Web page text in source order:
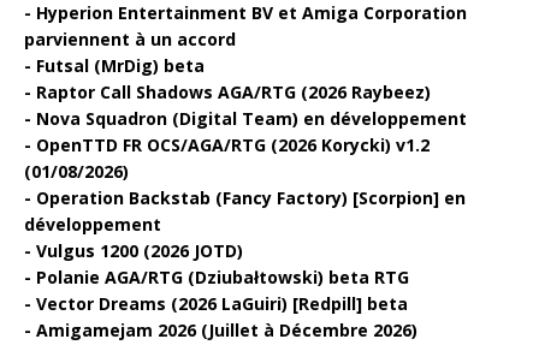
Hyperion Entertainment BV et Amiga Corporation
parviennent à un accord
Futsal (MrDig) beta
Raptor Call Shadows AGA/RTG (2026 Raybeez)
Nova Squadron (Digital Team) en développement
OpenTTD FR OCS/AGA/RTG (2026 Korycki) v1.2
(01/08/2026)
Operation Backstab (Fancy Factory) [Scorpion] en
développement
Vulgus 1200 (2026 JOTD)
Polanie AGA/RTG (Dziubałtowski) beta RTG
Vector Dreams (2026 LaGuiri) [Redpill] beta
Amigamejam 2026 (Juillet à Décembre 2026)